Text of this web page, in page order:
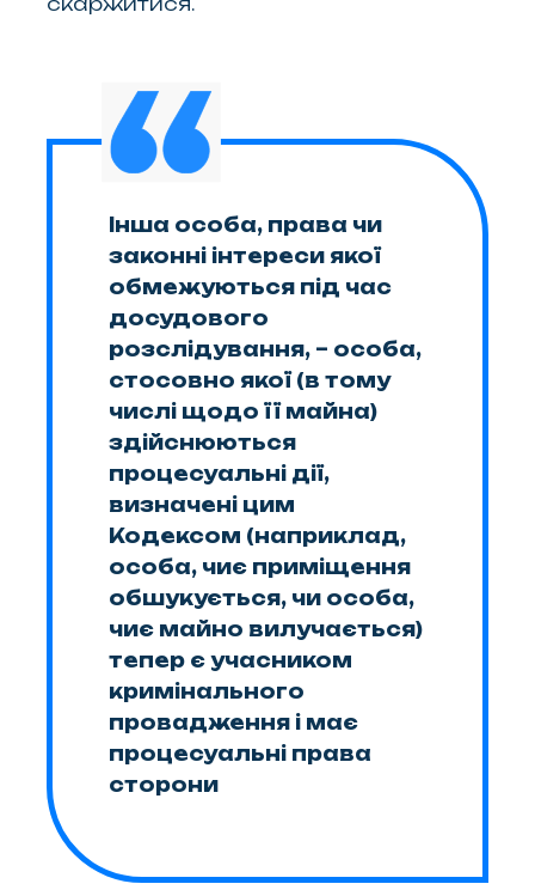
Інша особа, права чи
законні інтереси якої
обмежуються під час
досудового
розслідування, – особа,
стосовно якої (в тому
числі щодо її майна)
здійснюються
процесуальні дії,
визначені цим
Кодексом (наприклад,
особа, чиє приміщення
обшукується, чи особа,
чиє майно вилучається)
тепер є учасником
кримінального
провадження і має
процесуальні права
сторони